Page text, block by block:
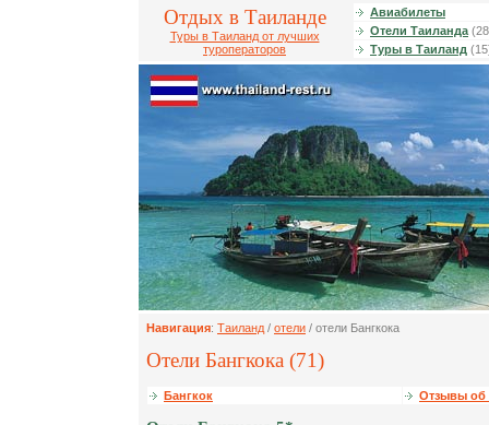
Отдых в Таиланде
Туры в Таиланд от лучших
туроператоров
Авиабилеты
Отели Таиланда
Туры в Таиланд
Навигация: Таиланд / отели / отели Бангкока
Отели Бангкока (71)
Бангкок Отзывы об